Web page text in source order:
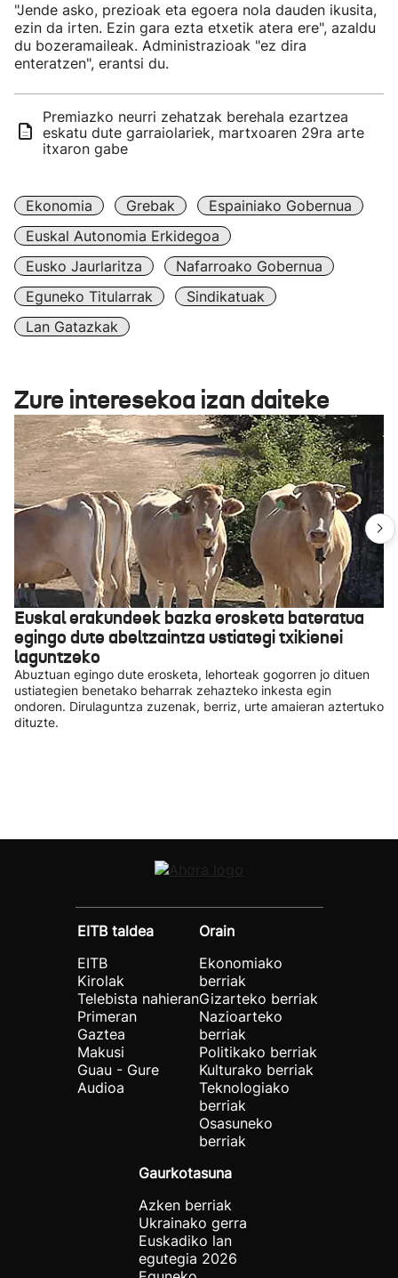
"Jende asko, prezioak eta egoera nola dauden ikusita,
ezin da irten. Ezin gara ezta etxetik atera ere", azaldu
du bozeramaileak. Administrazioak "ez dira
enteratzen", erantsi du.
Premiazko neurri zehatzak berehala ezartzea
eskatu dute garraiolariek, martxoaren 29ra arte
itxaron gabe
Ekonomia Grebak
Espainiako Gobernua
Euskal Autonomia Erkidegoa
Eusko Jaurlaritza
Nafarroako Gobernua
Eguneko Titularrak
Sindikatuak
Lan Gatazkak
Zure interesekoa izan daiteke
Euskal erakundeek bazka erosketa bateratua
egingo dute abeltzaintza ustiategi txikienei
laguntzeko
Abuztuan egingo dute erosketa, lehorteak gogorren jo dituen
ustiategien benetako beharrak zehazteko inkesta egin
ondoren. Dirulaguntza zuzenak, berriz, urte amaieran aztertuko
dituzte.
EITB taldea
EITB
Kirolak
Telebista nahieran
Primeran
Gaztea
Makusi
Guau - Gure
Audioa
Orain
Ekonomiako
berriak
Gizarteko berriak
Nazioarteko
berriak
Politikako berriak
Kulturako berriak
Teknologiako
berriak
Osasuneko
berriak
Gaurkotasuna
Azken berriak
Ukrainako gerra
Euskadiko lan
egutegia 2026